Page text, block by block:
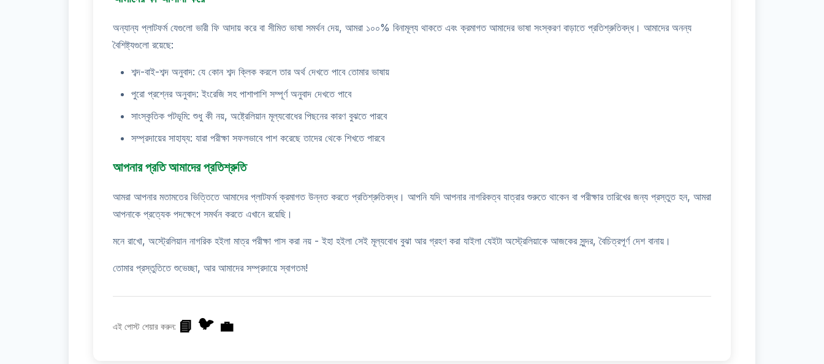
অন্যান্য প্লাটফর্ম যেগুলো ভারী ফি আদায় করে বা সীমিত ভাষা সমর্থন দেয়, আমরা ১০০% বিনামূল্য থাকতে এবং ক্রমাগত আমাদের ভাষা সংস্করণ বাড়াতে প্রতিশ্রুতিবদ্ধ। আমাদের অনন্য
বৈশিষ্ট্যগুলো রয়েছে:
শব্দ-বাই-শব্দ অনুবাদ: যে কোন শব্দ ক্লিক করলে তার অর্থ দেখতে পাবে তোমার ভাষায়
পুরো প্রশ্নের অনুবাদ: ইংরেজি সহ পাশাপাশি সম্পূর্ণ অনুবাদ দেখতে পাবে
সাংস্কৃতিক পটভূমি: শুধু কী নয়, অষ্ট্রেলিয়ান মূল্যবোধের পিছনের কারণ বুঝতে পারবে
সম্প্রদায়ের সাহায্য: যারা পরীক্ষা সফলভাবে পাশ করেছে তাদের থেকে শিখতে পারবে
আপনার প্রতি আমাদের প্রতিশ্রুতি
আমরা আপনার মতামতের ভিত্তিতে আমাদের প্লাটফর্ম ক্রমাগত উন্নত করতে প্রতিশ্রুতিবদ্ধ। আপনি যদি আপনার নাগরিকত্ব যাত্রার শুরুতে থাকেন বা পরীক্ষার তারিখের জন্য প্রস্তুত হন, আমরা
আপনাকে প্রত্যেক পদক্ষেপে সমর্থন করতে এখানে রয়েছি।
মনে রাখো, অস্ট্রেলিয়ান নাগরিক হইলা মাত্র পরীক্ষা পাস করা নয় - ইহা হইলা সেই মূল্যবোধ বুঝা আর গ্রহণ করা যাইলা যেইটা অস্ট্রেলিয়াকে আজকের সুন্দর, বৈচিত্রপূর্ণ দেশ বানায়।
তোমার প্রস্তুতিতে শুভেচ্ছা, আর আমাদের সম্প্রদায়ে স্বাগতম!
এই পোস্ট শেয়ার করুন: 📘 🐦 💼